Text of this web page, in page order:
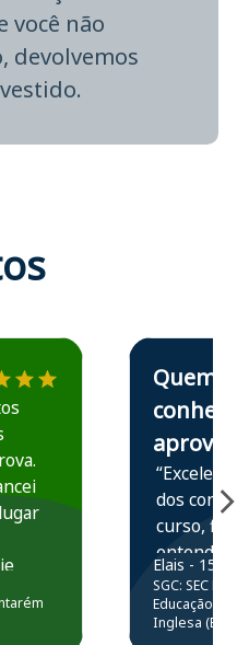
você não
devolvemos
Aprova Concursos emEstudante Elais
Quem
conhece,
aprova
“Excelente
dos
curso,
entender e
prática
resolução
questões.”
Elais - 15/07/
SGC: SEC BA
Educação
Inglesa (Edital